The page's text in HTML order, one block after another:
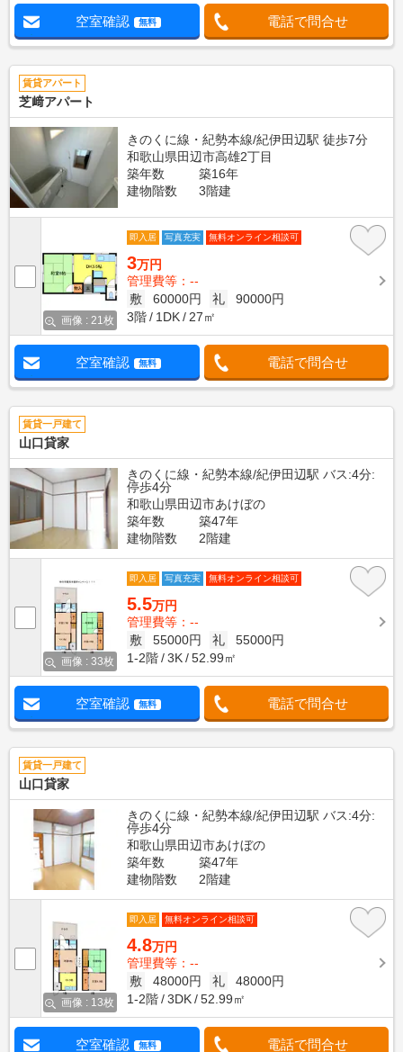
空室確認 無料 電話で問合せ
賃貸アパート
芝﨑アパート
きのくに線・紀勢本線/紀伊田辺駅 徒歩7分
和歌山県田辺市高雄2丁目
築年数
築16年
建物階数
3階建
画像 : 21枚
即入居 写真充実 無料オンライン相談可
3万円
管理費等：--
敷
60000円 礼
90000円
3階
1DK 27㎡
空室確認 無料 電話で問合せ
賃貸一戸建て
山口貸家
きのくに線・紀勢本線/紀伊田辺駅 バス:4分:
停歩4分
和歌山県田辺市あけぼの
築年数
築47年
建物階数
2階建
画像 : 33枚
即入居 写真充実 無料オンライン相談可
5.5万円
管理費等：--
敷
55000円 礼
55000円
1-2階
3K 52.99㎡
空室確認 無料 電話で問合せ
賃貸一戸建て
山口貸家
きのくに線・紀勢本線/紀伊田辺駅 バス:4分:
停歩4分
和歌山県田辺市あけぼの
築年数
築47年
建物階数
2階建
画像 : 13枚
即入居 無料オンライン相談可
4.8万円
管理費等：--
敷
48000円 礼
48000円
1-2階
3DK 52.99㎡
空室確認 無料 電話で問合せ